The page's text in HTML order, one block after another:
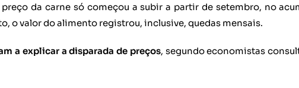
da carne só começou a subir a partir de setembro, no
o valor do alimento registrou, inclusive, quedas mensais.
a explicar a disparada de preços, segundo economistas